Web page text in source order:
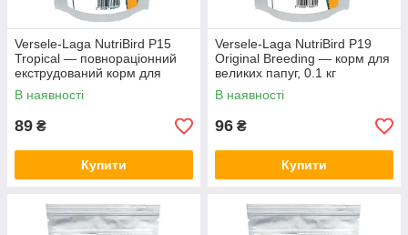
Versele-Laga NutriBird P15
Tropical — повнораціонний
екструдований корм для
великих папуг, 0.1 кг
В наявності
89 ₴
Купити
Versele-Laga NutriBird P19
Original Breeding — корм для
великих папуг, 0.1 кг
В наявності
96 ₴
Купити